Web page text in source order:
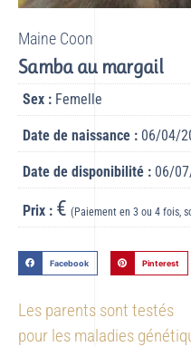
Maine Coon
Samba au margail
Sex : Femelle
Date de naissance : 06/04/
Date de disponibilité : 06/
Prix : € (Paiement en 3 ou 4 fois,
Facebook Pinterest
Les parents sont testés
pour les maladies